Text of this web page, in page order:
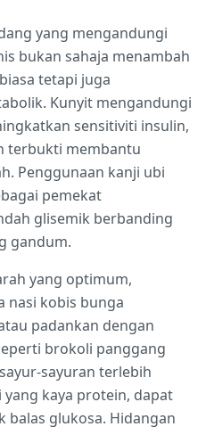
yang mengandungi
bukan sahaja menambah
tetapi juga
Kunyit mengandungi
sensitiviti insulin,
terbukti membantu
Penggunaan kanji ubi
pemekat
glisemik berbanding
gandum.
yang optimum,
nasi kobis bunga
padankan dengan
brokoli panggang
sayuran terlebih
kaya protein, dapat
glukosa. Hidangan